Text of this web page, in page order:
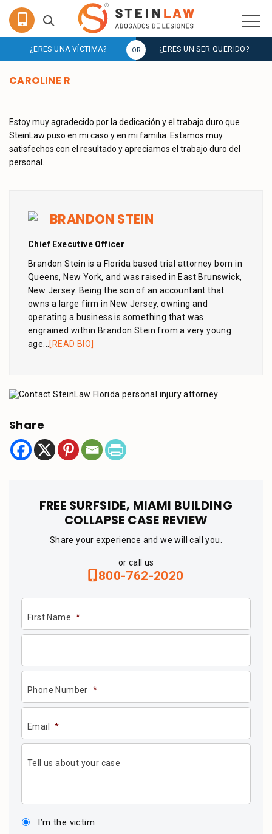
¿ERES UNA VÍCTIMA? ¿ERES UN SER QUERIDO?
CAROLINE R
Estoy muy agradecido por la dedicación y el trabajo duro que
SteinLaw puso en mi caso y en mi familia. Estamos muy
satisfechos con el resultado y apreciamos el trabajo duro del
personal.
BRANDON STEIN
Chief Executive Officer
Brandon Stein is a Florida based trial attorney born in
Queens, New York, and was raised in East Brunswick,
New Jersey. Being the son of an accountant that
owns a large firm in New Jersey, owning and
operating a business is something that was
engrained within Brandon Stein from a very young
age... [READ BIO]
Share
FREE SURFSIDE, MIAMI BUILDING
COLLAPSE CASE REVIEW
Share your experience and we will call you.
or call us
800-762-2020
First Name *
Phone Number *
Email *
Tell us about your case
I’m the victim